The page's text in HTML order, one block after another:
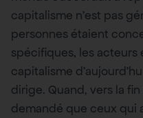
capitalisme n’est pas
personnes étaient
spécifiques, les acteurs
capitalisme
dirige. Quand, vers la fin
demandé que ceux qui